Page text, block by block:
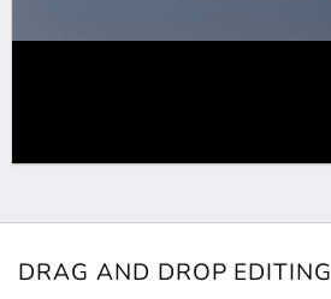
DRAG AND DROP EDITING